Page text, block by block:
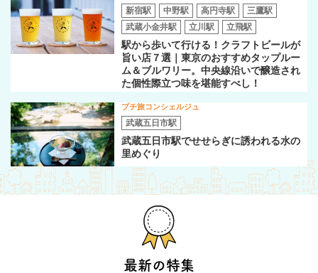
新宿駅 中野駅 高円寺駅
三鷹駅
武蔵小金井駅
立川駅 立飛駅
駅から歩いて行ける！クラフトビールが
旨い店７選｜東京のおすすめタップルー
ム＆ブルワリー。中央線沿いで醸造され
た個性際立つ味を堪能すべし！
プチ旅コンシェルジュ
武蔵五日市駅
武蔵五日市駅でせせらぎに誘われる水の
里めぐり
最新の特集